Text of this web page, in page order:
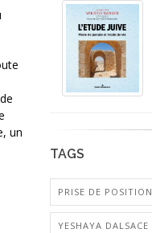
un
TAGS
PRISE DE POSITION
YESHAYA DALSACE